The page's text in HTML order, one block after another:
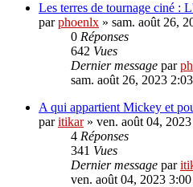
Les terres de tournage ciné :
parphoenlx » sam. août 26,
0 Réponses
642 Vues
Dernier message par
sam. août 26, 2023
A qui appartient Mickey et
paritikar» ven. août 04,
4 Réponses
341 Vues
Dernier message par
ven. août 04, 2023